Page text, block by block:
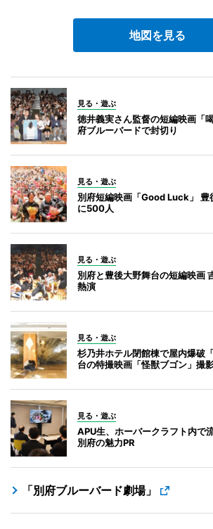
地図を見る
見る・遊ぶ
徳井義実さん監督の短編映画「
府ブルーバードで封切り
見る・遊ぶ
別府短編映画「Good Luck」 豊
に500人
見る・遊ぶ
別府と豊後大野舞台の短編映画
熱演
見る・遊ぶ
杉乃井ホテル閉館棟で屋内爆破
台の特撮映画「怪獣ブゴン」撮
見る・遊ぶ
APU生、ホーバークラフト内で
別府の魅力PR
「別府ブルーバード劇場」